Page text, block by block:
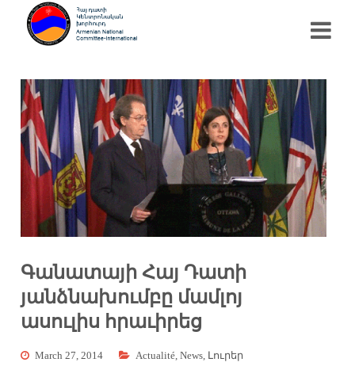
Գանատայի Հայ Դատի
յանձնախումբը մամլոյ
ասուլիս հրաւիրեց
March 27, 2014 Actualité ,News Լուրեր